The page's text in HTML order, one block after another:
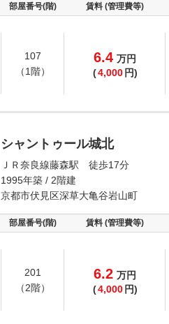
部屋番号(階) 賃料 (管理費等)
107
（1階）
6.4 万円
(4,000 円)
シャントゥール城北
ＪＲ奈良線藤森駅 徒歩17分
1995年築 / 2階建
京都市伏見区深草大亀谷岩山町
部屋番号(階) 賃料 (管理費等)
201
（2階）
6.2 万円
(4,000 円)